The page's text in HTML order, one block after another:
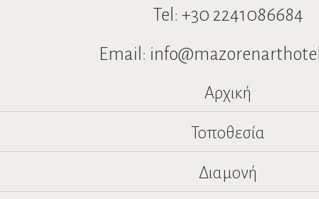
Tel: +30 2241086684
Email:
Αρχική
Τοποθεσία
Διαμονή